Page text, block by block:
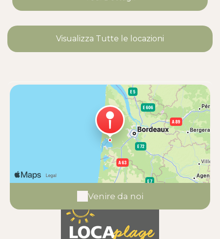
Visualizza Tutte le locazioni
Venire da noi